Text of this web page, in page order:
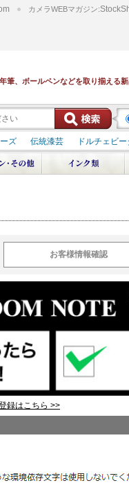
カメラWEBマガジン:
筆、ボールペンなどを取り揃える
ズ 伝統漆芸 ドルチェビー
デュポン スペース オデッセイ
ブ ペリカン オーシャンスワ
お客様情報確認
録はこちら >>